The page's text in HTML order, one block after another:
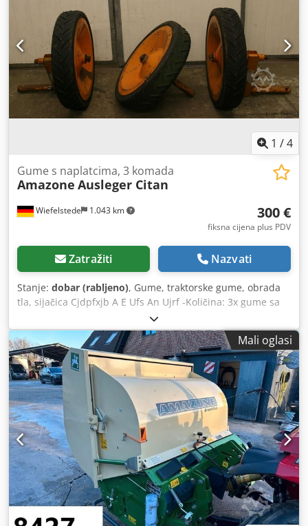
1 /4
Wiefelstede 1.043 km
Gume s naplatcima, 3 komada
Amazone Ausleger Citan
300 €
fiksna cijena plus PDV
Zatražiti Nazvati
Stanje: dobar (rabljeno), Gume, traktorske gume, obrada
tla, sijačica Cjdpfxjb A E Ufs An Ujrf -Količina: 3x gume sa
Amazone sijačice -Veličina gume -Glavčina: Ø 40 mm -
Dimenzije: Ø 750 mm -Ukupna cijena: za 3 gume -Težina:
51 kg/komad
Mali oglasi